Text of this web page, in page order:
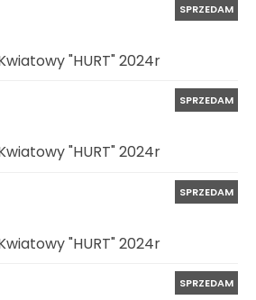
SPRZEDAM
"HURT" 2024r
SPRZEDAM
"HURT" 2024r
SPRZEDAM
"HURT" 2024r
SPRZEDAM